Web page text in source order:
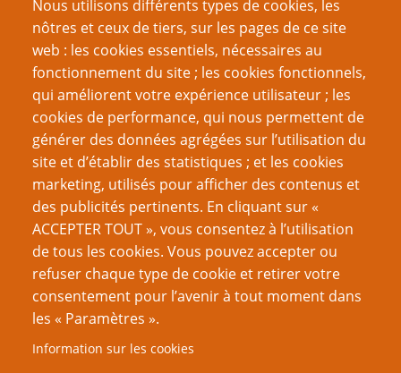
Nous utilisons différents types de cookies, les
nôtres et ceux de tiers, sur les pages de ce site
web : les cookies essentiels, nécessaires au
fonctionnement du site ; les cookies fonctionnels,
qui améliorent votre expérience utilisateur ; les
cookies de performance, qui nous permettent de
générer des données agrégées sur l’utilisation du
site et d’établir des statistiques ; et les cookies
marketing, utilisés pour afficher des contenus et
des publicités pertinents. En cliquant sur «
ACCEPTER TOUT », vous consentez à l’utilisation
de tous les cookies. Vous pouvez accepter ou
refuser chaque type de cookie et retirer votre
consentement pour l’avenir à tout moment dans
les « Paramètres ».
Information sur les cookies
Recherche
Nom d'utilisateur
Mot de passe